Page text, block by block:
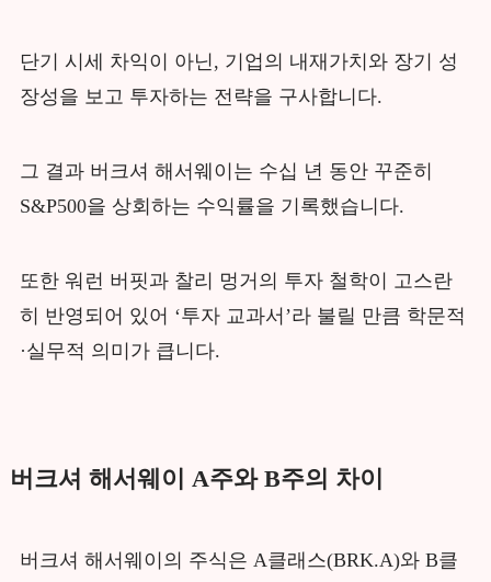
단기 시세 차익이 아닌, 기업의 내재가치와 장기 성
장성을 보고 투자하는 전략을 구사합니다.
그 결과 버크셔 해서웨이는 수십 년 동안 꾸준히
S&P500을 상회하는 수익률을 기록했습니다.
또한 워런 버핏과 찰리 멍거의 투자 철학이 고스란
히 반영되어 있어 ‘투자 교과서’라 불릴 만큼 학문적
·실무적 의미가 큽니다.
버크셔 해서웨이 A주와 B주의 차이
버크셔 해서웨이의 주식은 A클래스(BRK.A)와 B클